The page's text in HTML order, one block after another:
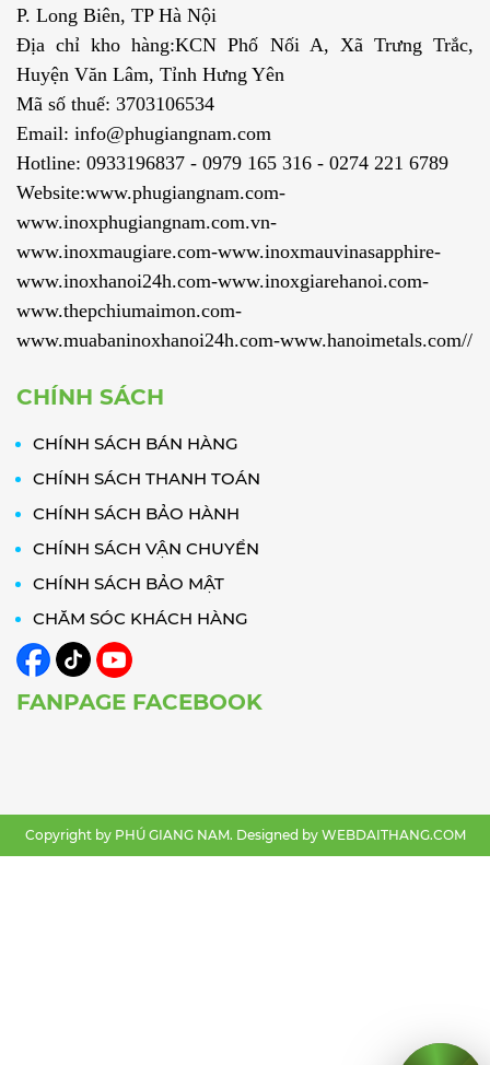
P. Long Biên, TP Hà Nội
Địa chỉ kho hàng:KCN Phố Nối A, Xã Trưng Trắc,
Huyện Văn Lâm, Tỉnh Hưng Yên
Mã số thuế: 3703106534
Email: info@phugiangnam.com
Hotline: 0933196837 - 0979 165 316 - 0274 221 6789
Website:www.phugiangnam.com-
www.inoxphugiangnam.com.vn-
www.inoxmaugiare.com-www.inoxmauvinasapphire-
www.inoxhanoi24h.com-www.inoxgiarehanoi.com-
www.thepchiumaimon.com-
www.muabaninoxhanoi24h.com-www.hanoimetals.com//
CHÍNH SÁCH
CHÍNH SÁCH BÁN HÀNG
CHÍNH SÁCH THANH TOÁN
CHÍNH SÁCH BẢO HÀNH
CHÍNH SÁCH VẬN CHUYỂN
CHÍNH SÁCH BẢO MẬT
CHĂM SÓC KHÁCH HÀNG
FANPAGE FACEBOOK
Copyright by PHÚ GIANG NAM. Designed by WEBDAITHANG.COM